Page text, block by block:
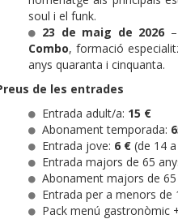
soul i el funk.
23 de maig de 2026 –
Combo, formació
anys quaranta i cinquanta.
de les entrades
Entrada adult/a: 15 €
Abonament temporada:
Entrada jove: 6 € (de 14
Entrada majors de 65
Abonament majors de 65
Entrada per a menors de
Pack menú gastronòmic